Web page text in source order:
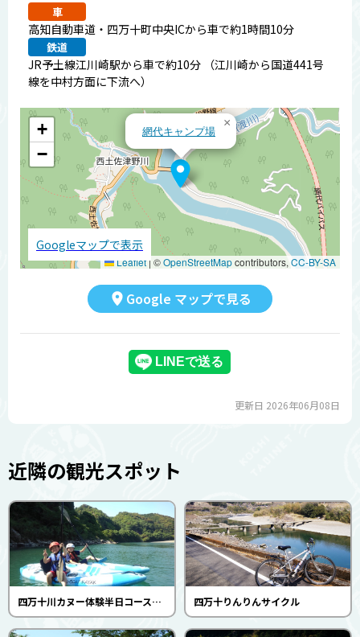
車
高知自動車道・四万十町中央ICから車で約1時間10分
鉄道
JR予土線江川崎駅から車で約10分 （江川崎から国道441号
線を中村方面に下流へ）
網代キャンプ場
×
+
−
Leaflet | ©OpenStreetMapcontributors,CC-BY-SA
Googleマップで表示
Google マップで見る
更新日 2026年06月08日
近隣の観光スポット
四万十川カヌー体験半日コース・短時間コース(カヌー しまんとベース) 四万十りんりんサイクル